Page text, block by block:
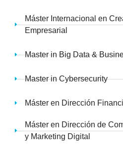
Máster Internacional en
Empresarial
Master in Big Data &
Master in Cybersecurity
Máster en Dirección
Máster en Dirección de
y Marketing Digital